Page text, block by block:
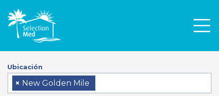
Ubicación
× New Golden Mile